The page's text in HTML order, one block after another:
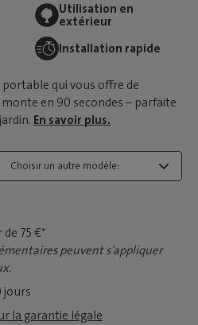
Utilisation en
extérieur
Installation rapide
qui vous offre de
en 90 secondes – parfaite
En savoir plus.
Choisir un autre modèle:
75 €*
peuvent s’appliquer
jours
la garantie légale